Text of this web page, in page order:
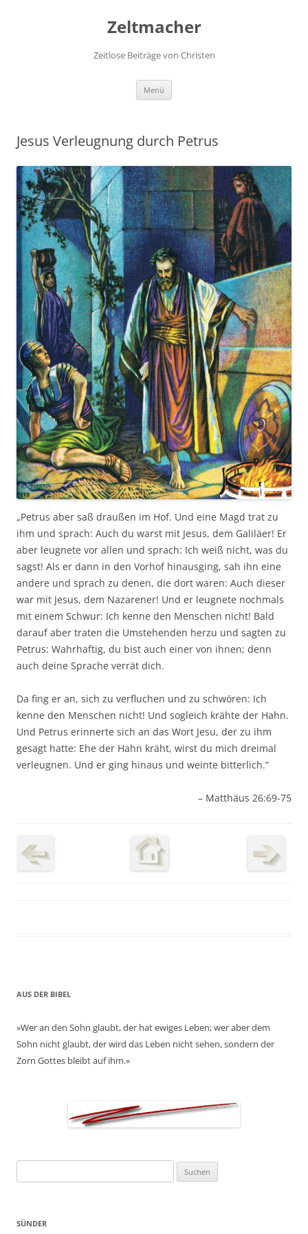
Zeltmacher
Zeitlose Beiträge von Christen
Menü
Jesus Verleugnung durch Petrus
„Petrus aber saß draußen im Hof. Und eine Magd trat zu
ihm und sprach: Auch du warst mit Jesus, dem Galiläer! Er
aber leugnete vor allen und sprach: Ich weiß nicht, was du
sagst! Als er dann in den Vorhof hinausging, sah ihn eine
andere und sprach zu denen, die dort waren: Auch dieser
war mit Jesus, dem Nazarener! Und er leugnete nochmals
mit einem Schwur: Ich kenne den Menschen nicht! Bald
darauf aber traten die Umstehenden herzu und sagten zu
Petrus: Wahrhaftig, du bist auch einer von ihnen; denn
auch deine Sprache verrät dich.
Da fing er an, sich zu verfluchen und zu schwören: Ich
kenne den Menschen nicht! Und sogleich krähte der Hahn.
Und Petrus erinnerte sich an das Wort Jesu, der zu ihm
gesagt hatte: Ehe der Hahn kräht, wirst du mich dreimal
verleugnen. Und er ging hinaus und weinte bitterlich.“
– Matthäus 26:69-75
AUS DER BIBEL
»Wer an den Sohn glaubt, der hat ewiges Leben; wer aber dem
Sohn nicht glaubt, der wird das Leben nicht sehen, sondern der
Zorn Gottes bleibt auf ihm.«
nach:
SÜNDER